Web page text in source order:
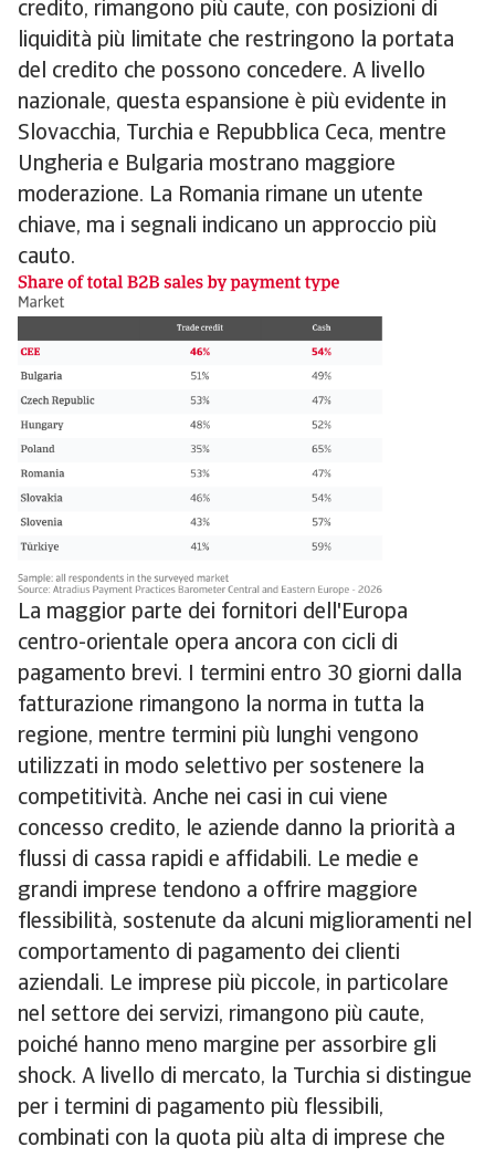
credito, rimangono più caute, con posizioni di
liquidità più limitate che restringono la portata
del credito che possono concedere. A livello
nazionale, questa espansione è più evidente in
Slovacchia, Turchia e Repubblica Ceca, mentre
Ungheria e Bulgaria mostrano maggiore
moderazione. La Romania rimane un utente
chiave, ma i segnali indicano un approccio più
cauto.
La maggior parte dei fornitori dell'Europa
centro-orientale opera ancora con cicli di
pagamento brevi. I termini entro 30 giorni dalla
fatturazione rimangono la norma in tutta la
regione, mentre termini più lunghi vengono
utilizzati in modo selettivo per sostenere la
competitività. Anche nei casi in cui viene
concesso credito, le aziende danno la priorità a
flussi di cassa rapidi e affidabili. Le medie e
grandi imprese tendono a offrire maggiore
flessibilità, sostenute da alcuni miglioramenti nel
comportamento di pagamento dei clienti
aziendali. Le imprese più piccole, in particolare
nel settore dei servizi, rimangono più caute,
poiché hanno meno margine per assorbire gli
shock. A livello di mercato, la Turchia si distingue
per i termini di pagamento più flessibili,
combinati con la quota più alta di imprese che